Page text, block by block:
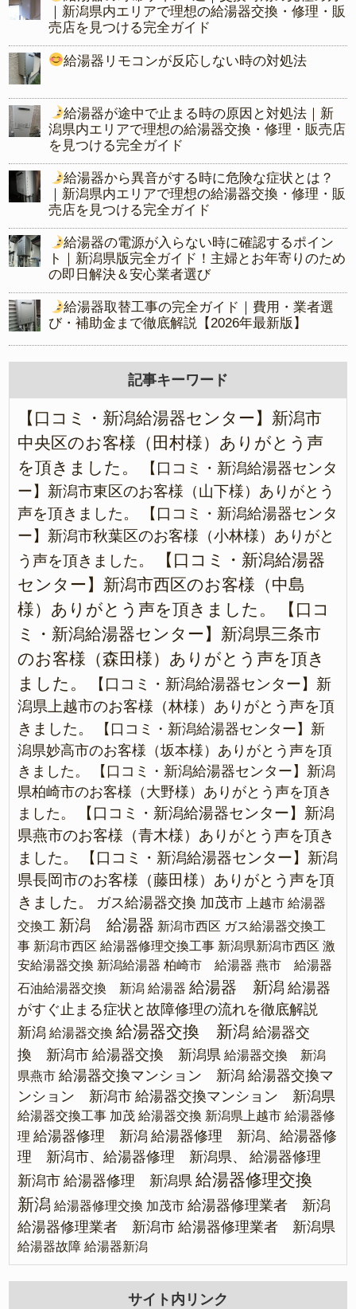
｜新潟県内エリアで理想の給湯器交換・修理・販
売店を見つける完全ガイド
給湯器リモコンが反応しない時の対処法
給湯器が途中で止まる時の原因と対処法｜新
潟県内エリアで理想の給湯器交換・修理・販売店
を見つける完全ガイド
給湯器から異音がする時に危険な症状とは？
｜新潟県内エリアで理想の給湯器交換・修理・販
売店を見つける完全ガイド
給湯器の電源が入らない時に確認するポイン
ト｜新潟県版完全ガイド！主婦とお年寄りのため
の即日解決＆安心業者選び
給湯器取替工事の完全ガイド｜費用・業者選
び・補助金まで徹底解説【2026年最新版】
記事キーワード
【口コミ・新潟給湯器センター】新潟市
中央区のお客様（田村様）ありがとう声
を頂きました。
【口コミ・新潟給湯器センタ
ー】新潟市東区のお客様（山下様）ありがとう
声を頂きました。
【口コミ・新潟給湯器センタ
ー】新潟市秋葉区のお客様（小林様）ありがと
う声を頂きました。
【口コミ・新潟給湯器
センター】新潟市西区のお客様（中島
様）ありがとう声を頂きました。
【口コ
ミ・新潟給湯器センター】新潟県三条市
のお客様（森田様）ありがとう声を頂き
ました。
【口コミ・新潟給湯器センター】新
潟県上越市のお客様（林様）ありがとう声を頂
きました。
【口コミ・新潟給湯器センター】新
潟県妙高市のお客様（坂本様）ありがとう声を頂
きました。
【口コミ・新潟給湯器センター】新潟
県柏崎市のお客様（大野様）ありがとう声を頂き
ました。
【口コミ・新潟給湯器センター】新潟
県燕市のお客様（青木様）ありがとう声を頂き
ました。
【口コミ・新潟給湯器センター】新潟
県長岡市のお客様（藤田様）ありがとう声を頂
きました。
ガス給湯器交換 加茂市
上越市 給湯器
交換工 新潟 給湯器 新潟市西区 ガス給湯器交換工
事 新潟市西区 給湯器修理交換工事 新潟県新潟市西区 激
安給湯器交換 新潟給湯器 柏崎市 給湯器 燕市 給湯器
石油給湯器交換 新潟 給湯器 給湯器 新潟 給湯器
がすぐ止まる症状と故障修理の流れを徹底解説
新潟 給湯器交換 給湯器交換 新潟 給湯器交
換 新潟市 給湯器交換 新潟県 給湯器交換 新潟
県燕市 給湯器交換マンション 新潟 給湯器交換マ
ンション 新潟市 給湯器交換マンション 新潟県
給湯器交換工事 加茂 給湯器交換 新潟県上越市 給湯器修
理 給湯器修理 新潟 給湯器修理 新潟、給湯器修
理 新潟市、給湯器修理 新潟県、
給湯器修理
新潟市 給湯器修理 新潟県 給湯器修理交換
新潟 給湯器修理交換 加茂市 給湯器修理業者 新潟
給湯器修理業者 新潟市 給湯器修理業者 新潟県
給湯器故障 給湯器新潟
サイト内リンク